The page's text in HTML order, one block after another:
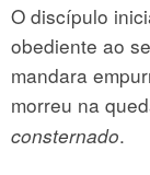
O discípulo
obediente ao
mandara
morreu na
consternado.